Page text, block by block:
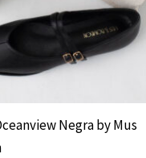
Negra by Mus